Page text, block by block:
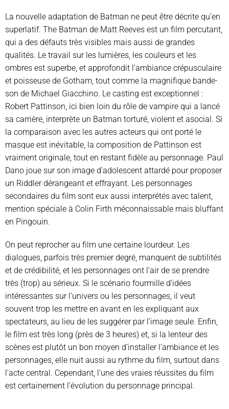
La nouvelle adaptation de Batman ne peut être décrite qu’en
superlatif. The Batman de Matt Reeves est un film percutant,
qui a des défauts très visibles mais aussi de grandes
qualités. Le travail sur les lumières, les couleurs et les
ombres est superbe, et approfondit l’ambiance crépusculaire
et poisseuse de Gotham, tout comme la magnifique bande-
son de Michael Giacchino. Le casting est exceptionnel :
Robert Pattinson, ici bien loin du rôle de vampire qui a lancé
sa carrière, interprète un Batman torturé, violent et asocial. Si
la comparaison avec les autres acteurs qui ont porté le
masque est inévitable, la composition de Pattinson est
vraiment originale, tout en restant fidèle au personnage. Paul
Dano joue sur son image d’adolescent attardé pour proposer
un Riddler dérangeant et effrayant. Les personnages
secondaires du film sont eux aussi interprétés avec talent,
mention spéciale à Colin Firth méconnaissable mais bluffant
en Pingouin.
On peut reprocher au film une certaine lourdeur. Les
dialogues, parfois très premier degré, manquent de subtilités
et de crédibilité, et les personnages ont l’air de se prendre
très (trop) au sérieux. Si le scénario fourmille d’idées
intéressantes sur l’univers ou les personnages, il veut
souvent trop les mettre en avant en les expliquant aux
spectateurs, au lieu de les suggérer par l’image seule. Enfin,
le film est très long (près de 3 heures) et, si la lenteur des
scènes est plutôt un bon moyen d’installer l’ambiance et les
personnages, elle nuit aussi au rythme du film, surtout dans
l’acte central. Cependant, l’une des vraies réussites du film
est certainement l’évolution du personnage principal.